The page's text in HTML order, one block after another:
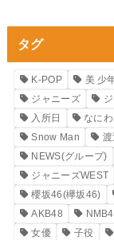
タグ
K-POP 美 少
ジャニーズ
入所日
なに
Snow Man
渡
NEWS(グループ)
ジャニーズWEST
櫻坂46(欅坂46)
AKB48
女優
子役